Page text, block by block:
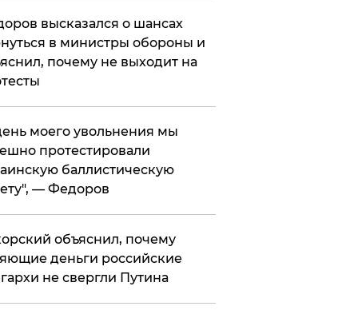
высказался о шансах
в министры обороны и
почему не выходит на
моего увольнения мы
протестировали
баллистическую
— Федоров
объяснил, почему
деньги российские
не свергли Путина